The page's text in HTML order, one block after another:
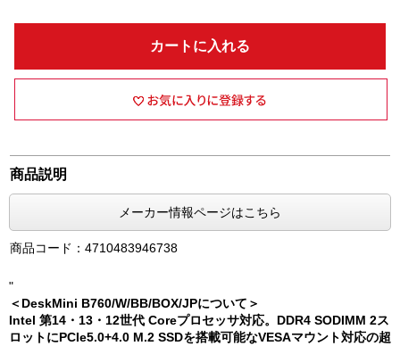
カートに入れる
商品説明
メーカー情報ページはこちら
商品コード：4710483946738
"
＜DeskMini B760/W/BB/BOX/JPについて＞
Intel 第14・13・12世代 Coreプロセッサ対応。DDR4 SODIMM 2ス
ロットにPCIe5.0+4.0 M.2 SSDを搭載可能なVESAマウント対応の超